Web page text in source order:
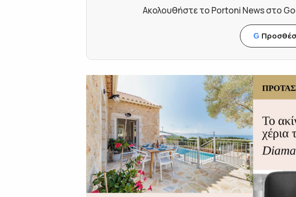
Ακολουθήστε το Portoni News στο
G